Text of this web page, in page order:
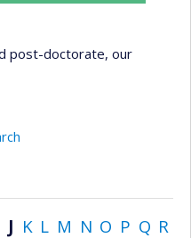
post-doctorate, our
J K L M N O P Q R